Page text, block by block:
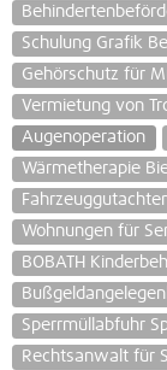
Schulung Grafik
Gehörschutz für
Vermietung von
Augenoperation
Wärmetherapie
Wohnungen für
BOBATH
Sperrmüllabfuhr
Rechtsanwalt für